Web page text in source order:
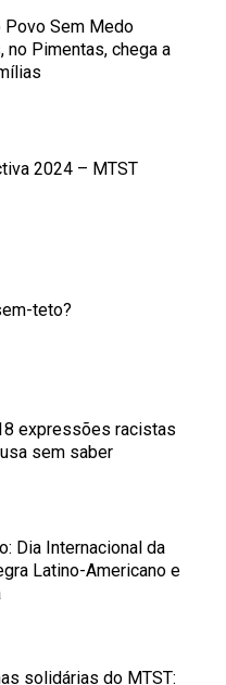
Povo Sem Medo
no Pimentas, chega a
2024 – MTST
teto?
expressões racistas
sem saber
Dia Internacional da
Latino-Americano e
solidárias do MTST: